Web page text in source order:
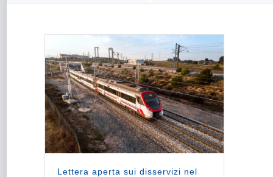
Lettera aperta sui disservizi nel